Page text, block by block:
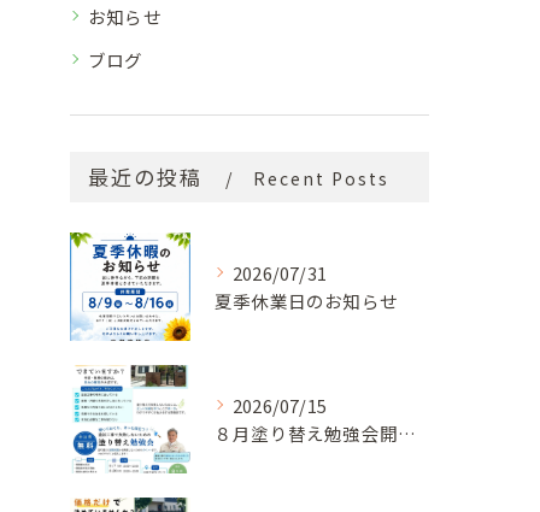
お知らせ
ブログ
最近の投稿 Recent Posts
2026/07/31
夏季休業日のお知らせ
2026/07/15
８月塗り替え勉強会開催のお知らせ